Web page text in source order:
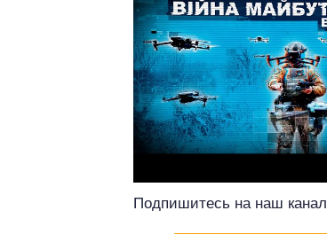
Подпишитесь на наш канал